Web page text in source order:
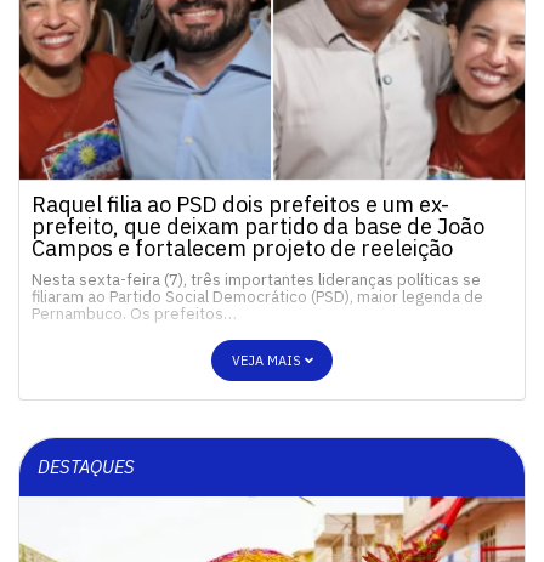
Raquel filia ao PSD dois prefeitos e um ex-
prefeito, que deixam partido da base de João
Campos e fortalecem projeto de reeleição
Nesta sexta-feira (7), três importantes lideranças políticas se
filiaram ao Partido Social Democrático (PSD), maior legenda de
Pernambuco. Os prefeitos…
VEJA MAIS
DESTAQUES